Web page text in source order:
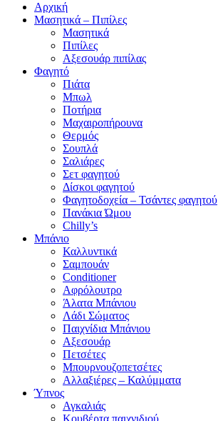
Αρχική
Μασητικά – Πιπίλες
Μασητικά
Πιπίλες
Αξεσουάρ πιπίλας
Φαγητό
Πιάτα
Μπωλ
Ποτήρια
Μαχαιροπήρουνα
Θερμός
Σουπλά
Σαλιάρες
Σετ φαγητού
Δίσκοι φαγητού
Φαγητοδοχεία – Τσάντες φαγητού
Πανάκια Ώμου
Chilly’s
Μπάνιο
Καλλυντικά
Σαμπουάν
Conditioner
Αφρόλουτρο
Άλατα Μπάνιου
Λάδι Σώματος
Παιχνίδια Μπάνιου
Αξεσουάρ
Πετσέτες
Μπουρνουζοπετσέτες
Αλλαξιέρες – Καλύμματα
Ύπνος
Αγκαλιάς